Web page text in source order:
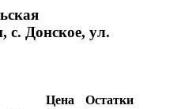
с. Донское, ул.
Цена
Остатки